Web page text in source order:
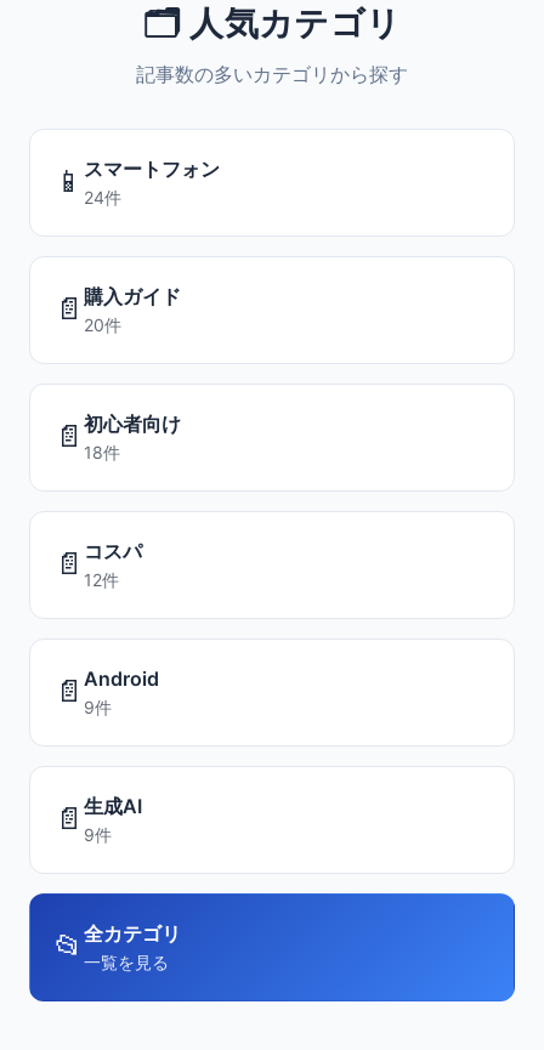
🗂️ 人気カテゴリ
記事数の多いカテゴリから探す
📱 スマートフォン
24件
📄 購入ガイド
20件
📄 初心者向け
18件
📄 コスパ
12件
📄 Android
9件
📄 生成AI
9件
📂 全カテゴリ
一覧を見る